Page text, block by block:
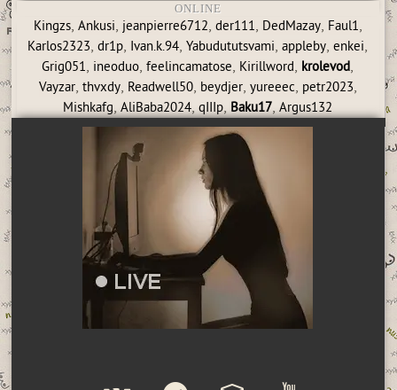
ONLINE
Kingzs, Ankusi, jeanpierre6712, der111, DedMazay, Faul1,
Karlos2323,dr1p, Ivan.k.94,Yabudututsvami,appleby,enkei,
Grig051, ineoduo,feelincamatose, Kirillword, krolevod,
Vayzar, thvxdy, Readwell50, beydjer, yureeec, petr2023,
Mishkafg,AliBaba2024,qIIIp, Baku17,Argus132